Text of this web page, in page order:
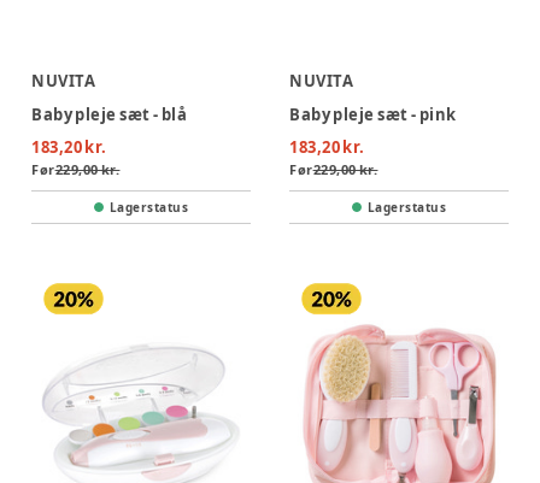
NUVITA
Baby pleje sæt - blå
183,20 kr.
Før229,00 kr.
Lagerstatus
NUVITA
Baby pleje sæt - pink
183,20 kr.
Før229,00 kr.
Lagerstatus